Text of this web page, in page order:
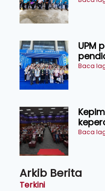
UPM
Baca
Baca
Arkib Berita
Terkini